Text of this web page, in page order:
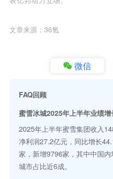
文章来源：36氪
微信
FAQ回顾
蜜雪冰城2025年上半年业绩增
2025年上半年蜜雪集团收入
净利润27.2亿元，同比增长
家，新增9796家，其中中国
城市占比近6成。